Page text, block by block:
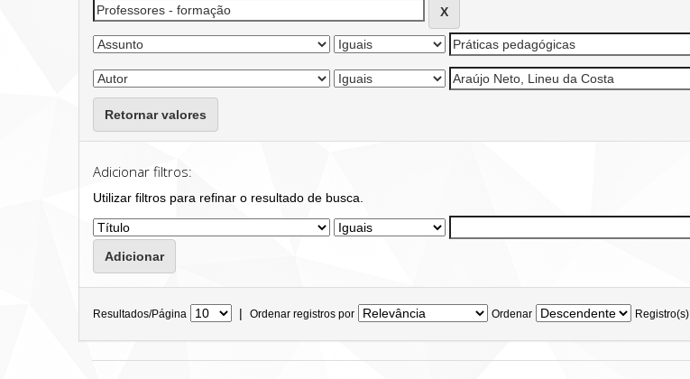
Retornar valores
Adicionar filtros:
Utilizar filtros para refinar o resultado de busca.
Resultados/Página | Ordenar registros por Ordenar Registro(s)